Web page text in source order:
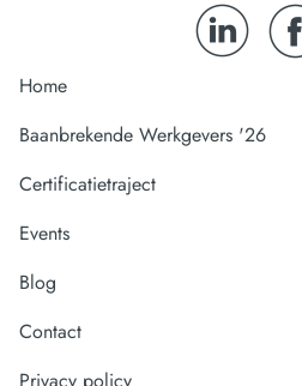
Home
Baanbrekende Werkgevers '26
Certificatietraject
Events
Blog
Contact